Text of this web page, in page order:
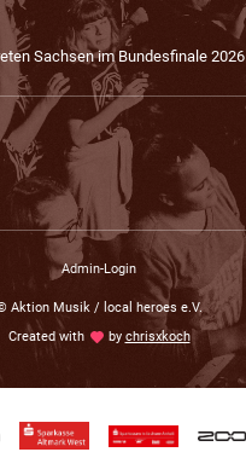
Sachsen im Bundesfinale 2026
Admin-Login
Aktion Musik / local heroes e.V.
Created withlove by chrisxkoch